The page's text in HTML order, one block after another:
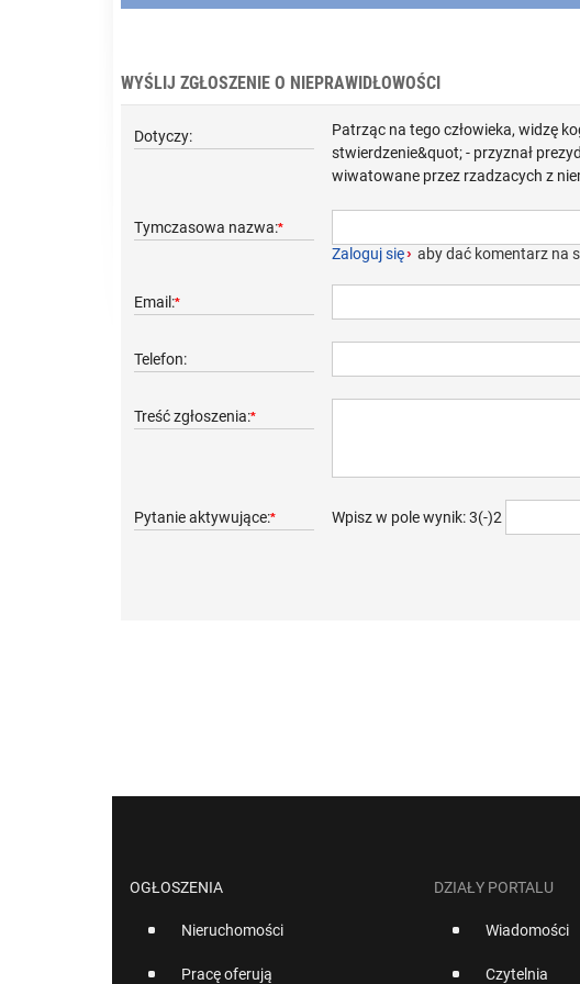
WYŚLIJ ZGŁOSZENIE O NIEPRAWIDŁOWOŚCI
Dotyczy:
Patrząc na tego człowieka, widzę
stwierdzenie&quot; - przyznał
wiwatowane przez rzadzacych z
Tymczasowa nazwa:*
Zaloguj się› aby dać komentarz na
Email:*
Telefon:
Treść zgłoszenia:*
Pytanie aktywujące:* Wpisz w pole wynik: 3(-)2
OGŁOSZENIA
Nieruchomości
Pracę oferują
DZIAŁY PORTALU
Wiadomości
Czytelnia